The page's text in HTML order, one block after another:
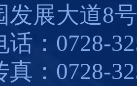
发展大道8号
0728-
0728-